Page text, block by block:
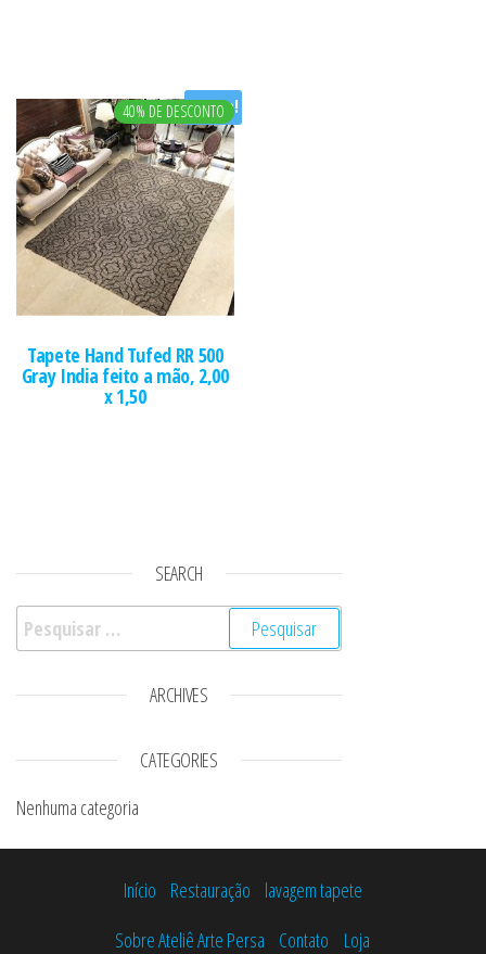
Oferta!
40% DE DESCONTO
Tapete Hand Tufed RR 500
Gray India feito a mão, 2,00
x 1,50
SEARCH
Pesquisar por:
ARCHIVES
CATEGORIES
Nenhuma categoria
Início Restauração
lavagem tapete
Sobre Ateliê Arte Persa
Contato Loja